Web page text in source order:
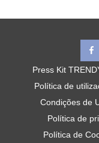
Press Kit
Política de
Condições de
Política de
Política de